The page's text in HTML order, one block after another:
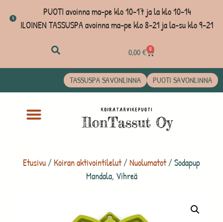
PUOTI avoinna ma-pe klo 10-17 ja la klo 10-14
ILOINEN TASSUSPA avoinna ma-pe klo 8-21 ja la-su klo 9-21
0,00€ 0
TASSUSPA SAVONLINNA PUOTI SAVONLINNA
Etusivu /Koiran aktivointilelut/Nuolumatot/ Sodapup
Mandala, Vihreä